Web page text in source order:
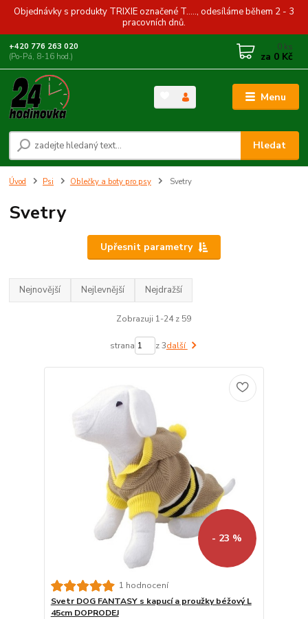
Objednávky s produkty TRIXIE označené T....., odesíláme během 2 - 3
pracovních dnů.
Menu
Hledat
+420 776 263 020
(Po-Pá, 8-16 hod.)
0 ks
za 0 Kč
Úvod Psi Oblečky a boty pro psy Svetry
Svetry
Upřesnit parametry
Nejnovější Nejlevnější Nejdražší
Zobrazuji 1-24 z 59
strana z 3další
- 23 %
1 hodnocení
Svetr DOG FANTASY s kapucí a proužky béžový L
45cm DOPRODEJ